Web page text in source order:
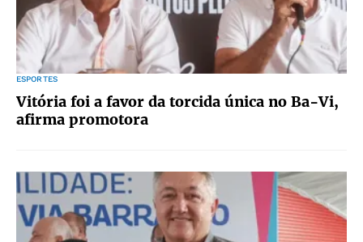
ESPORTES
Vitória foi a favor da torcida única no Ba-Vi,
afirma promotora